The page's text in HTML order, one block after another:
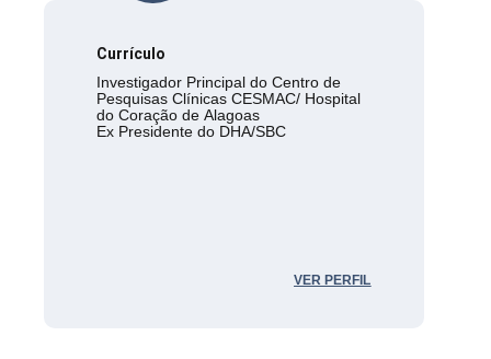
Currículo
Investigador Principal do Centro de
Pesquisas Clínicas CESMAC/ Hospital
do Coração de Alagoas
Ex Presidente do DHA/SBC
VER PERFIL